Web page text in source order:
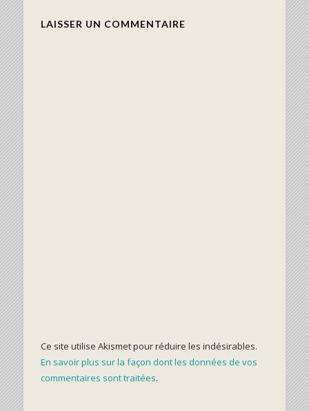
LAISSER UN COMMENTAIRE
Ce site utilise Akismet pour réduire les indésirables.
En savoir plus sur la façon dont les données de vos
commentaires sont traitées.